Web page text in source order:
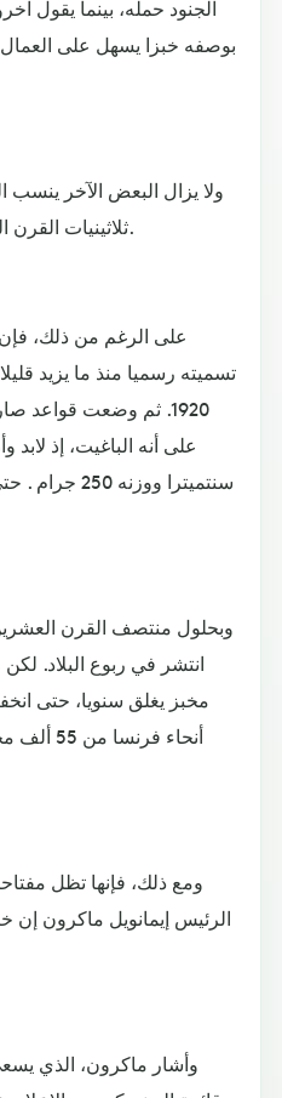
الجنود حمله، بينما يقول
بوصفه خبزا يسهل على
ولا يزال البعض الآخر
ثلاثينيات القرن التاسع عشر في اختيار شكله.
على الرغم من ذلك، فإن
1920. ثم وضعت قواعد
سنتميترا
وبحلول منتصف القرن
مخبز يغلق سنويا، حتى
ومع ذلك، فإنها تظل
الرئيس إيمانويل ماكرون
وأشار ماكرون، الذي